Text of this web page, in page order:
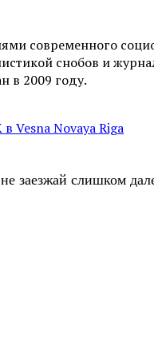
современного
снобов и
в 2009 году.
Vesna Novaya Riga
заезжай слишком